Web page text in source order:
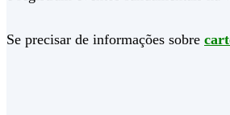
Se precisar de informações sobre